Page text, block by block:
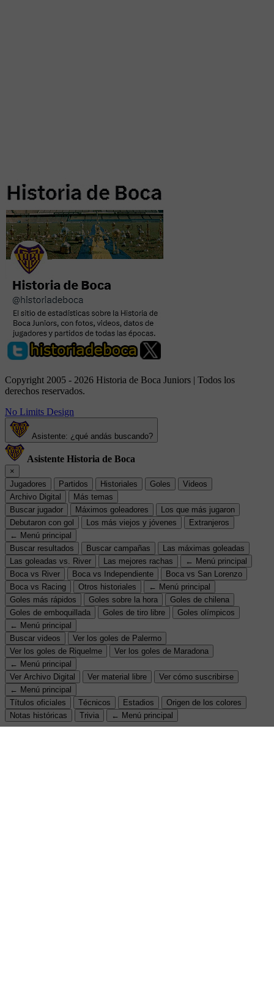
Copyright 2005 - 2026 Historia de Boca Juniors | Todos los
derechos reservados.
No Limits Design
Asistente: ¿qué andás buscando?
Asistente Historia de Boca
×
Jugadores
Partidos Historiales Goles
Videos
Archivo Digital
Más temas
Buscar jugador
Máximos goleadores
Los que más jugaron
Debutaron con gol
Los más viejos y jóvenes
Extranjeros
← Menú principal
Buscar resultados
Buscar campañas
Las máximas goleadas
Las goleadas vs. River
Las mejores rachas
← Menú principal
Boca vs River
Boca vs Independiente
Boca vs San Lorenzo
Boca vs Racing
Otros historiales
← Menú principal
Goles más rápidos
Goles sobre la hora
Goles de chilena
Goles de emboquillada
Goles de tiro libre
Goles olímpicos
← Menú principal
Buscar videos
Ver los goles de Palermo
Ver los goles de Riquelme
Ver los goles de Maradona
← Menú principal
Ver Archivo Digital
Ver material libre
Ver cómo suscribirse
← Menú principal
Títulos oficiales
Técnicos Estadios
Origen de los colores
Notas históricas
Trivia ← Menú principal